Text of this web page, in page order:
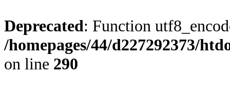
Deprecated: Function
/homepages/44/d227292373/
on line 290